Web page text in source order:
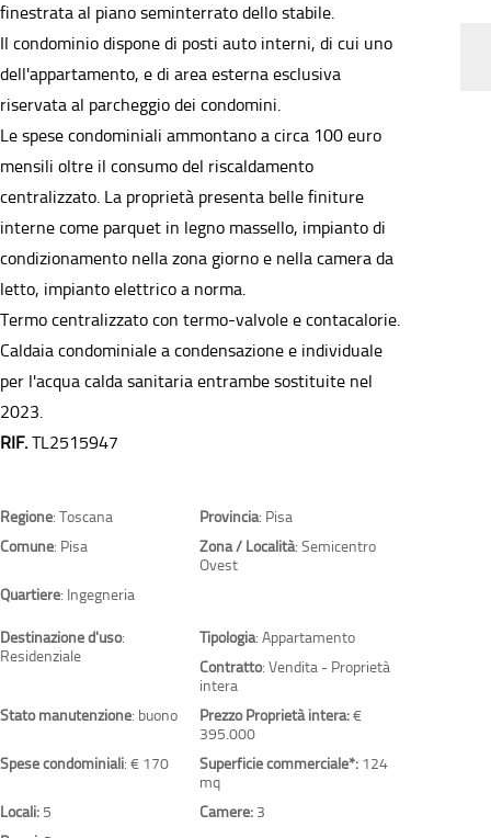
finestrata al piano seminterrato dello stabile.
Il condominio dispone di posti auto interni, di cui uno
dell'appartamento, e di area esterna esclusiva
riservata al parcheggio dei condomini.
Le spese condominiali ammontano a circa 100 euro
mensili oltre il consumo del riscaldamento
centralizzato. La proprietà presenta belle finiture
interne come parquet in legno massello, impianto di
condizionamento nella zona giorno e nella camera da
letto, impianto elettrico a norma.
Termo centralizzato con termo-valvole e contacalorie.
Caldaia condominiale a condensazione e individuale
per l'acqua calda sanitaria entrambe sostituite nel
2023.
RIF. TL2515947
Regione: Toscana Provincia: Pisa
Comune: Pisa Zona / Località: Semicentro
Ovest
Quartiere: Ingegneria
Destinazione d'uso:
Residenziale
Tipologia: Appartamento
Contratto: Vendita - Proprietà
intera
Stato manutenzione: buono Prezzo Proprietà intera:€
395.000
Spese condominiali: € 170 Superficie commerciale*: 124
mq
Locali: 5 Camere: 3